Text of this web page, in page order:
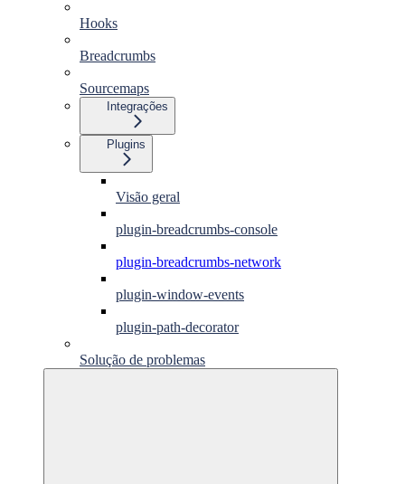
Hooks
Breadcrumbs
Sourcemaps
Integrações
Plugins
Visão geral
plugin-breadcrumbs-console
plugin-breadcrumbs-network
plugin-window-events
plugin-path-decorator
Solução de problemas